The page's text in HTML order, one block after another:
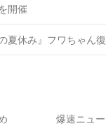
開催
夏休み』フワちゃん
爆速ニュ